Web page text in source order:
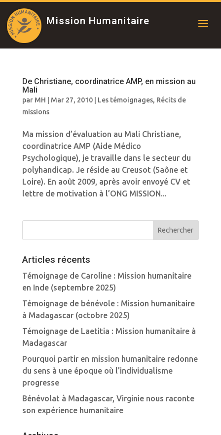
Mission Humanitaire
De Christiane, coordinatrice AMP, en mission au
Mali
par MH Mar 27, 2010| Les témoignages, Récits de
missions
Ma mission d’évaluation au Mali Christiane,
coordinatrice AMP (Aide Médico
Psychologique), je travaille dans le secteur du
polyhandicap. Je réside au Creusot (Saône et
Loire). En août 2009, après avoir envoyé CV et
lettre de motivation à l’ONG MISSION...
Articles récents
Témoignage de Caroline : Mission humanitaire
en Inde (septembre 2025)
Témoignage de bénévole : Mission humanitaire
à Madagascar (octobre 2025)
Témoignage de Laetitia : Mission humanitaire à
Madagascar
Pourquoi partir en mission humanitaire redonne
du sens à une époque où l’individualisme
progresse
Bénévolat à Madagascar, Virginie nous raconte
son expérience humanitaire